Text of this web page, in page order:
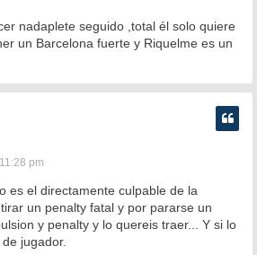
nadaplete seguido ,total él solo quiere
un Barcelona fuerte y Riquelme es un
pm
es el directamente culpable de la
un penalty fatal y por pararse un
y penalty y lo quereis traer... Y si lo
jugador.